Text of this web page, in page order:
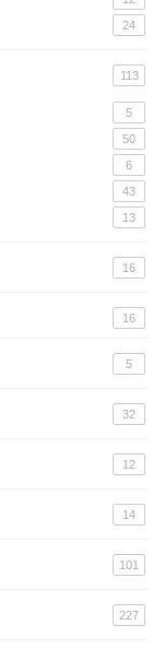
24
113
5
50
6
43
13
16
16
5
32
12
14
101
227